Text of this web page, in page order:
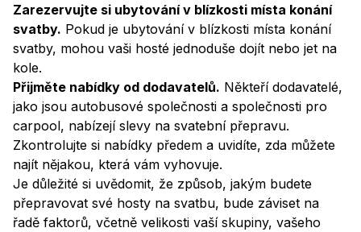
Zarezervujte si ubytování v blízkosti místa konání
svatby. Pokud je ubytování v blízkosti místa konání
svatby, mohou vaši hosté jednoduše dojít nebo jet na
kole.
Přijměte nabídky od dodavatelů. Někteří dodavatelé,
jako jsou autobusové společnosti a společnosti pro
carpool, nabízejí slevy na svatební přepravu.
Zkontrolujte si nabídky předem a uvidíte, zda můžete
najít nějakou, která vám vyhovuje.
Je důležité si uvědomit, že způsob, jakým budete
přepravovat své hosty na svatbu, bude záviset na
řadě faktorů, včetně velikosti vaší skupiny, vašeho